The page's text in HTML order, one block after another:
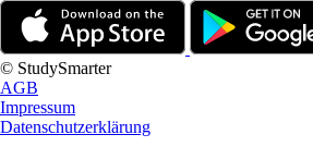
© StudySmarter
AGB
Impressum
Datenschutzerklärung